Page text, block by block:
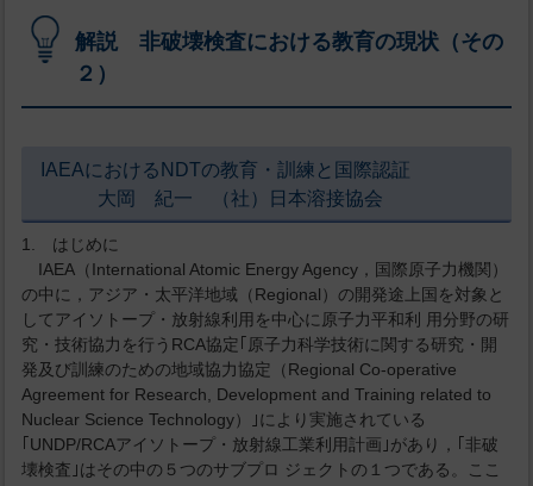
解説 非破壊検査における教育の現状（その
２）
IAEAにおけるNDTの教育・訓練と国際認証
大岡 紀一 （社）日本溶接協会
1. はじめに
IAEA（International Atomic Energy Agency，国際原子力機関）
の中に，アジア・太平洋地域（Regional）の開発途上国を対象と
してアイソトープ・放射線利用を中心に原子力平和利 用分野の研
究・技術協力を行うRCA協定｢原子力科学技術に関する研究・開
発及び訓練のための地域協力協定（Regional Co-operative
Agreement for Research, Development and Training related to
Nuclear Science Technology）｣により実施されている
｢UNDP/RCAアイソトープ・放射線工業利用計画｣があり，｢非破
壊検査｣はその中の５つのサブプロ ジェクトの１つである。ここ